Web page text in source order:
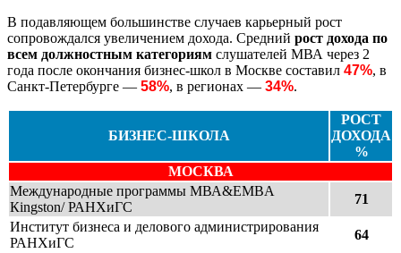
В подавляющем большинстве случаев карьерный рост
сопровождался увеличением дохода. Средний рост дохода по
всем должностным категориям слушателей МВА через 2
года после окончания бизнес-школ в Москве составил 47%, в
Санкт-Петербурге — 58%, в регионах — 34%.
БИЗНЕС-ШКОЛА
РОСТ
ДОХОДА
%
МОСКВА
Международные программы МВА&EMBA
Кingston/ РАНХиГС
71
Институт бизнеса и делового администрирования
РАНХиГС
64